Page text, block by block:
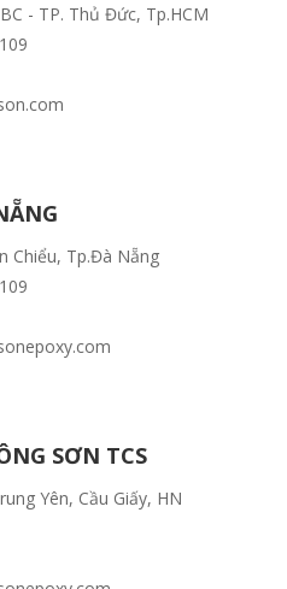
- TP. Thủ Đức, Tp.HCM
Chiểu, Tp.Đà Nẵng
SƠN TCS
Yên, Cầu Giấy, HN